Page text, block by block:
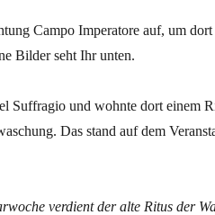
Campo Imperatore auf, um
Bilder seht Ihr unten.
Suffragio und wohnte dort einem
Das stand auf dem
verdient der alte Ritus der